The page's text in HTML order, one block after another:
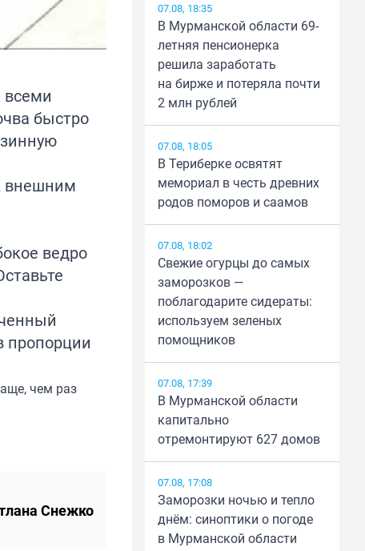
всеми
быстро
внешним
ведро
пропорции
чем раз
Снежко
07.08, 18:35
В Мурманской области 69-
летняя пенсионерка
решила заработать
на бирже и потеряла почти
2 млн рублей
07.08, 18:05
В Териберке освятят
мемориал в честь древних
родов поморов и саамов
07.08, 18:02
Свежие огурцы до самых
заморозков —
поблагодарите сидераты:
используем зеленых
помощников
07.08, 17:39
В Мурманской области
капитально
отремонтируют 627 домов
07.08, 17:08
Заморозки ночью и тепло
днём: синоптики о погоде
в Мурманской области